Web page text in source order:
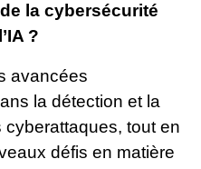
la cybersécurité
?
avancées
la détection et la
cyberattaques, tout en
défis en matière